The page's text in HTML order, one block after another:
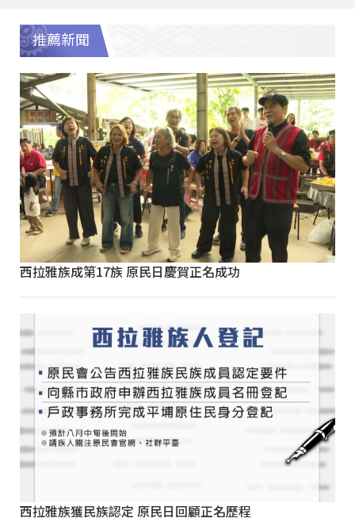
推薦新聞
西拉雅族成第17族 原民日慶賀正名成功
西拉雅族獲民族認定 原民日回顧正名歷程